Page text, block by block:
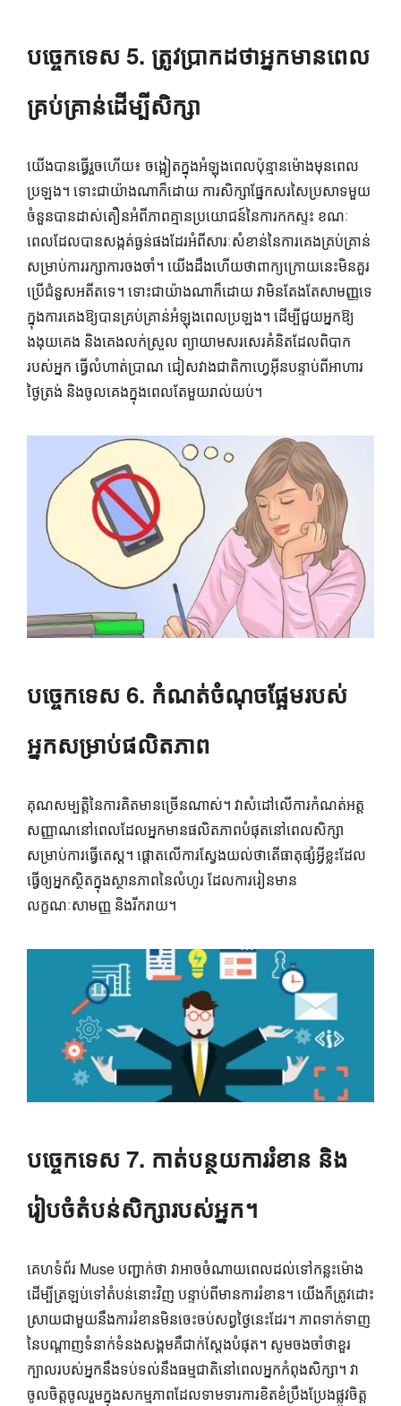
បច្ចេកទេស 5. ត្រូវប្រាកដថាអ្នកមានពេល
គ្រប់គ្រាន់ដើម្បីសិក្សា
យើង​បាន​ធ្វើ​រួច​ហើយ៖ ចង្អៀត​ក្នុង​អំឡុង​ពេល​ប៉ុន្មាន​ម៉ោង​មុន​ពេល​
ប្រឡង។ ទោះជាយ៉ាងណាក៏ដោយ ការសិក្សាផ្នែកសរសៃប្រសាទមួយ
ចំនួនបានដាស់តឿនអំពីភាពគ្មានប្រយោជន៍នៃការកកស្ទះ ខណៈ
ពេលដែលបានសង្កត់ធ្ងន់ផងដែរអំពីសារៈសំខាន់នៃការគេងគ្រប់គ្រាន់
សម្រាប់ការរក្សាការចងចាំ។ យើង​ដឹង​ហើយ​ថា​ពាក្យ​ក្រោយ​នេះ​មិន​គួរ​
ប្រើ​ជំនួស​អតីត​ទេ។ ទោះជាយ៉ាងណាក៏ដោយ វាមិនតែងតែសាមញ្ញទេ
ក្នុងការគេងឱ្យបានគ្រប់គ្រាន់អំឡុងពេលប្រឡង។ ដើម្បីជួយអ្នកឱ្យ
ងងុយគេង និងគេងលក់ស្រួល ព្យាយាមសរសេរគំនិតដែលពិបាក
របស់អ្នក ធ្វើលំហាត់ប្រាណ ជៀសវាងជាតិកាហ្វេអ៊ីនបន្ទាប់ពីអាហារ
ថ្ងៃត្រង់ និងចូលគេងក្នុងពេលតែមួយរាល់យប់។
បច្ចេកទេស 6. កំណត់ចំណុចផ្អែមរបស់
អ្នកសម្រាប់ផលិតភាព
គុណសម្បត្តិនៃការគិតមានច្រើនណាស់។ វាសំដៅលើការកំណត់អត្ត
សញ្ញាណនៅពេលដែលអ្នកមានផលិតភាពបំផុតនៅពេលសិក្សា
សម្រាប់ការធ្វើតេស្ត។ ផ្តោតលើការស្វែងយល់ថាតើធាតុផ្សំអ្វីខ្លះដែល
ធ្វើឲ្យអ្នកស្ថិតក្នុងស្ថានភាពនៃលំហូរ ដែលការរៀនមាន
លក្ខណៈសាមញ្ញ និងរីករាយ។
បច្ចេកទេស 7. កាត់បន្ថយការរំខាន និង
រៀបចំតំបន់សិក្សារបស់អ្នក។
គេហទំព័រ Muse បញ្ជាក់ថា វាអាចចំណាយពេលដល់ទៅកន្លះម៉ោង
ដើម្បីត្រឡប់ទៅតំបន់នោះវិញ បន្ទាប់ពីមានការរំខាន។ យើង​ក៏​ត្រូវ​ដោះ
ស្រាយ​ជាមួយ​នឹង​ការ​រំខាន​មិន​ចេះ​ចប់​សព្វ​ថ្ងៃ​នេះ​ដែរ។ ភាពទាក់ទាញ
នៃបណ្តាញទំនាក់ទំនងសង្គមគឺជាក់ស្តែងបំផុត។ សូមចងចាំថាខួរ
ក្បាលរបស់អ្នកនឹងទប់ទល់នឹងធម្មជាតិនៅពេលអ្នកកំពុងសិក្សា។ វា
ចូលចិត្តចូលរួមក្នុងសកម្មភាពដែលទាមទារការខិតខំប្រឹងប្រែងផ្លូវចិត្ត